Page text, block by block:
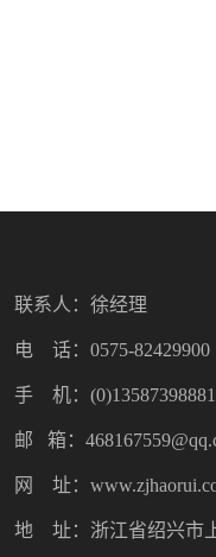
联系人：徐经理
电 话：0575-82429900
手 机：(0)13587398881
邮 箱：
网 址：
地 址：浙江省绍兴市